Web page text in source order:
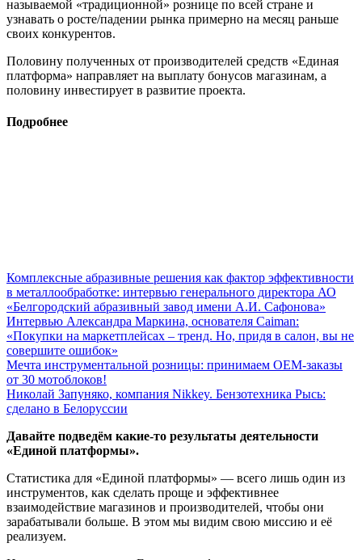
называемой «традиционной» рознице по всей стране и
узнавать о росте/падении рынка примерно на месяц раньше
своих конкурентов.
Половину полученных от производителей средств «Единая
платформа» направляет на выплату бонусов магазинам, а
половину инвестирует в развитие проекта.
Подробнее
Комплексные абразивные решения как фактор эффективности
в металлообработке: интервью генерального директора АО
«Белгородский абразивный завод имени А.И. Сафонова»
Интервью Александра Маркина, основателя Caiman:
«Покупки на маркетплейсах – тренд. Но, придя в салон, вы не
совершите ошибок»
Мечта инструментальной розницы: принимаем ОЕМ-заказы
от 30 мотоблоков!
Николай Запуняко, компания Nikkey. Бензотехника Рысь:
сделано в Белоруссии
Давайте подведём какие-то результаты деятельности
«Единой платформы».
Статистика для «Единой платформы» — всего лишь один из
инструментов, как сделать проще и эффективнее
взаимодействие магазинов и производителей, чтобы они
зарабатывали больше. В этом мы видим свою миссию и её
реализуем.